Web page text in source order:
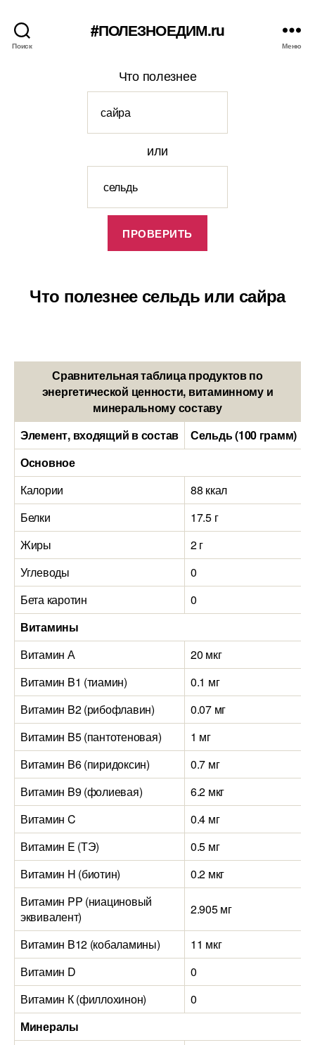
Поиск
#ПОЛЕЗНОЕДИМ.ru
Меню
Что полезнее
или
Что полезнее сельдь или сайра
Сравнительная таблица продуктов по
энергетической ценности, витаминному и
минеральному составу
Элемент, входящий в состав
Сельдь (100 грамм)
Основное
Калории
88 ккал
Белки
17.5 г
Жиры
2 г
Углеводы
0
Бета каротин
0
Витамины
Витамин А
20 мкг
Витамин B1 (тиамин)
0.1 мг
Витамин B2 (рибофлавин)
0.07 мг
Витамин B5 (пантотеновая)
1 мг
Витамин B6 (пиридоксин)
0.7 мг
Витамин B9 (фолиевая)
6.2 мкг
Витамин C
0.4 мг
Витамин E (ТЭ)
0.5 мг
Витамин H (биотин)
0.2 мкг
Витамин PP (ниациновый
эквивалент)
2.905 мг
Витамин B12 (кобаламины) 11 мкг
Витамин D
0
Витамин К (филлохинон)
0
Минералы